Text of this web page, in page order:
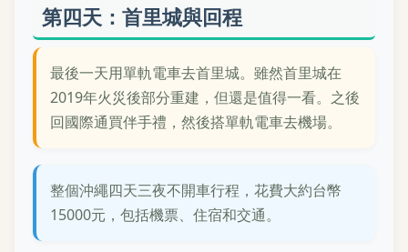
第四天：首里城與回程
最後一天用單軌電車去首里城。雖然首里城在
2019年火災後部分重建，但還是值得一看。之後
回國際通買伴手禮，然後搭單軌電車去機場。
整個沖繩四天三夜不開車行程，花費大約台幣
15000元，包括機票、住宿和交通。